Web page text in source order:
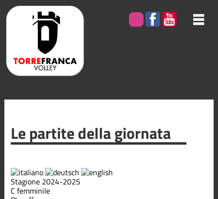
Le partite della giornata
Stagione 2024-2025
C femminile